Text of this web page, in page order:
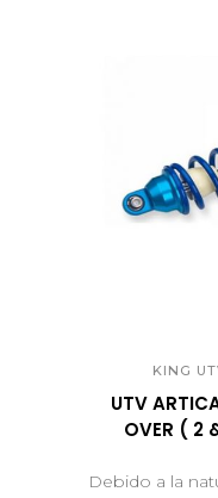
KING
UTV
OVER (
Debido a la